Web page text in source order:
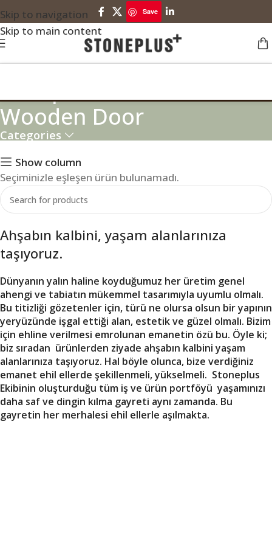
Skip to navigation
Skip to main content
Save
Wooden Door
Categories
Show column
Seçiminizle eşleşen ürün bulunamadı.
Ahşabın kalbini, yaşam alanlarınıza
taşıyoruz.
Dünyanın yalın haline koyduğumuz her üretim genel
ahengi ve tabiatın mükemmel tasarımıyla uyumlu olmalı.
Bu titizliği gözetenler için, türü ne olursa olsun bir yapının
yeryüzünde işgal ettiği alan, estetik ve güzel olmalı. Bizim
için ehline verilmesi emrolunan emanetin özü bu. Öyle ki;
biz sıradan ürünlerden ziyade ahşabın kalbini yaşam
alanlarınıza taşıyoruz. Hal böyle olunca, bize verdiğiniz
emanet ehil ellerde şekillenmeli, yükselmeli. Stoneplus
Ekibinin oluşturduğu tüm iş ve ürün portföyü yaşamınızı
daha saf ve dingin kılma gayreti aynı zamanda. Bu
gayretin her merhalesi ehil ellerle aşılmakta.